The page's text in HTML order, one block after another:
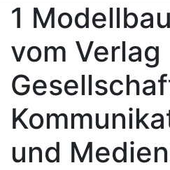
1
vom Verlag
und